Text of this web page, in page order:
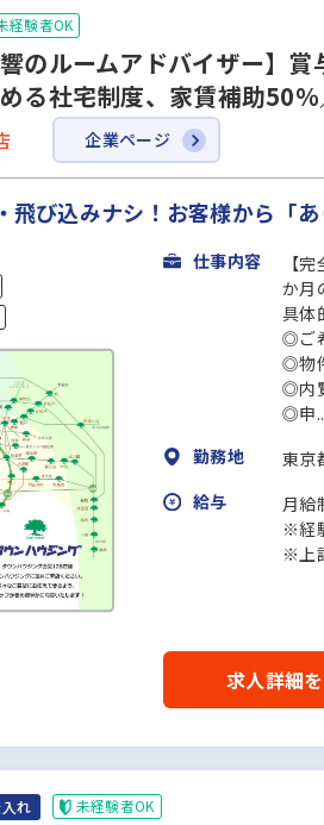
経験者OK
ルームアドバイザー】
る社宅制度、家賃補助50
企業ページ
び込みナシ！お客様から「
仕事内容
【
か月
具体
◎ご
◎物
◎内
◎申
勤務地
東京
給与
月給
※経
※上
求人詳細
れ 未経験者OK